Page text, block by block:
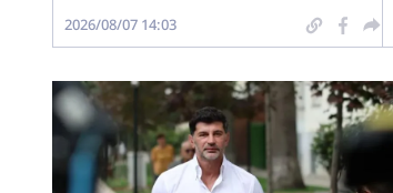
2026/08/07 14:03